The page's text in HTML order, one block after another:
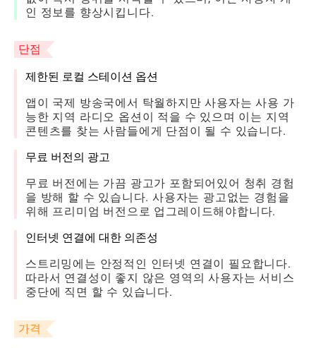
인 정보를 향상시킵니다.
단점
제한된 로컬 스테이션 옵션
앱이 국제 방송국에서 탁월하지만 사용자는 사용 가
능한 지역 라디오 옵션이 적을 수 있으며 이는 지역
콘텐츠를 찾는 사람들에게 단점이 될 수 있습니다.
무료 버전의 광고
무료 버전에는 가끔 광고가 포함되어있어 청취 경험
을 방해 할 수 있습니다. 사용자는 광고없는 경험을
위해 프리미엄 버전으로 업그레이드해야합니다.
인터넷 연결에 대한 의존성
스트리밍에는 안정적인 인터넷 연결이 필요합니다.
따라서 연결성이 좋지 않은 영역의 사용자는 서비스
중단에 직면 할 수 있습니다.
가격